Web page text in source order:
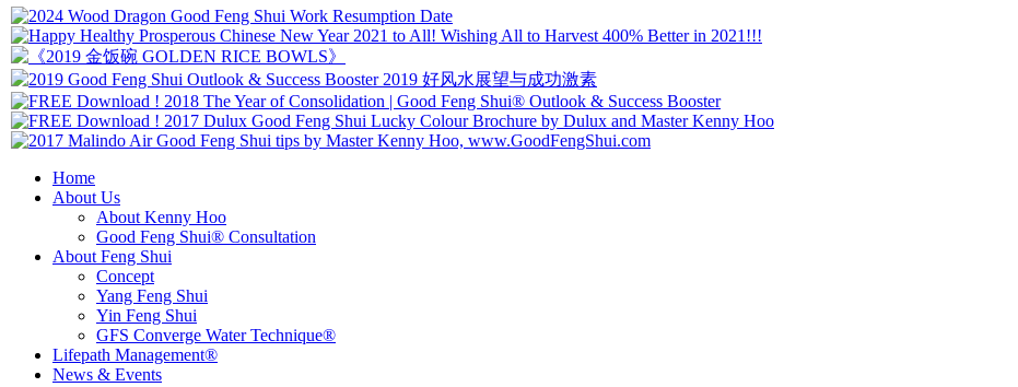
Home
About Us
About Kenny Hoo
Good Feng Shui® Consultation
About Feng Shui
Concept
Yang Feng Shui
Yin Feng Shui
GFS Converge Water Technique®
Lifepath Management®
News & Events